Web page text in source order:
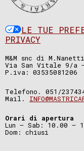
LE TUE
PRIVACY
M&M snc di
Via San Vitale 9/a –
P.iva: 03535081206
Telefono. 051/
Mail.
Orari di apertura
Lun – Sab: 10.00 –
Dom: chiusi